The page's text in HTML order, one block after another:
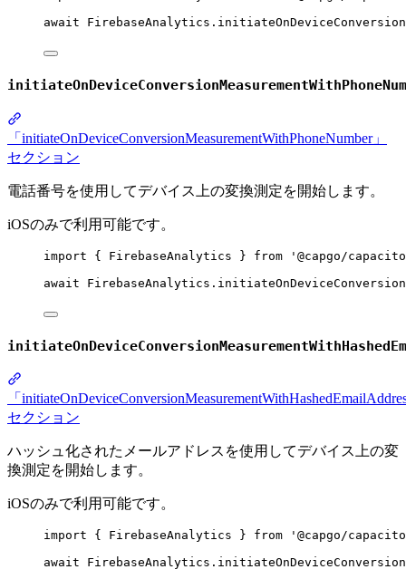
await FirebaseAnalytics.
「initiateOnDeviceConversionMeasurementWithPhoneNumber」
セクション
電話番号を使用してデバイス上の変換測定を開始します。
iOSのみで利用可能です。
import { FirebaseAnalytics } from
'@capgo/
await FirebaseAnalytics.
「
セクション
ハッシュ化されたメールアドレスを使用してデバイス上の変
換測定を開始します。
iOSのみで利用可能です。
import { FirebaseAnalytics } from
'@capgo/
await FirebaseAnalytics.